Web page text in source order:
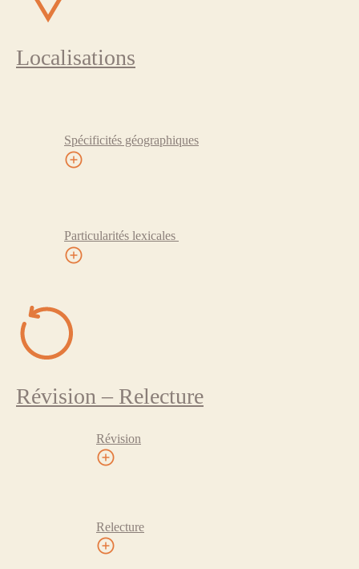
Localisations
Spécificités géographiques
Particularités lexicales
Révision – Relecture
Révision
Relecture